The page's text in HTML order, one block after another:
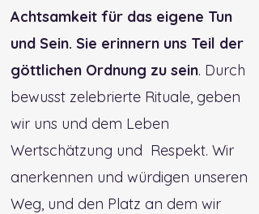
Achtsamkeit für das eigene Tun
und Sein. Sie erinnern uns Teil der
göttlichen Ordnung zu sein. Durch
bewusst zelebrierte Rituale, geben
wir uns und dem Leben
Wertschätzung und Respekt. Wir
anerkennen und würdigen unseren
Weg, und den Platz an dem wir